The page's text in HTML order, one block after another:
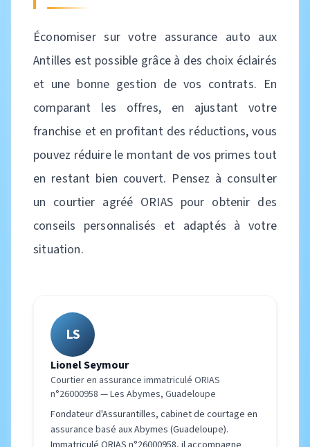
Économiser sur votre assurance auto aux
Antilles est possible grâce à des choix éclairés
et une bonne gestion de vos contrats. En
comparant les offres, en ajustant votre
franchise et en profitant des réductions, vous
pouvez réduire le montant de vos primes tout
en restant bien couvert. Pensez à consulter
un courtier agréé ORIAS pour obtenir des
conseils personnalisés et adaptés à votre
situation.
LS
Lionel Seymour
Courtier en assurance immatriculé ORIAS
n°26000958 — Les Abymes, Guadeloupe
Fondateur d'Assurantilles, cabinet de courtage en
assurance basé aux Abymes (Guadeloupe).